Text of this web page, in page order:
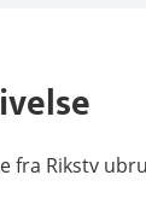
fra Rikstv